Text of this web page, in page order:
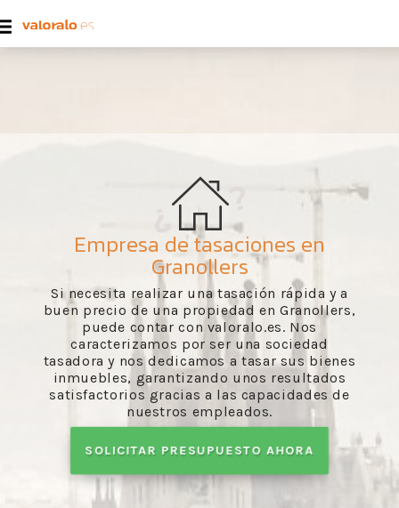
Empresa de tasaciones en
Granollers
Si necesita realizar una tasación rápida y a
buen precio de una propiedad en Granollers,
puede contar con valoralo.es. Nos
caracterizamos por ser una sociedad
tasadora y nos dedicamos a tasar sus bienes
inmuebles, garantizando unos resultados
satisfactorios gracias a las capacidades de
nuestros empleados.
SOLICITAR PRESUPUESTO AHORA